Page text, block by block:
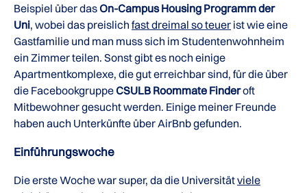
Beispiel über dasOn-Campus Housing Programm der
Uni, wobei das preislich fast dreimal so teuer ist wie eine
Gastfamilie und man muss sich im Studentenwohnheim
ein Zimmer teilen. Sonst gibt es noch einige
Apartmentkomplexe, die gut erreichbar sind, für die über
die FacebookgruppeCSULB Roommate Finderoft
Mitbewohner gesucht werden. Einige meiner Freunde
haben auch Unterkünfte über AirBnb gefunden.
Einführungswoche
Die erste Woche war super, da die Universitätviele